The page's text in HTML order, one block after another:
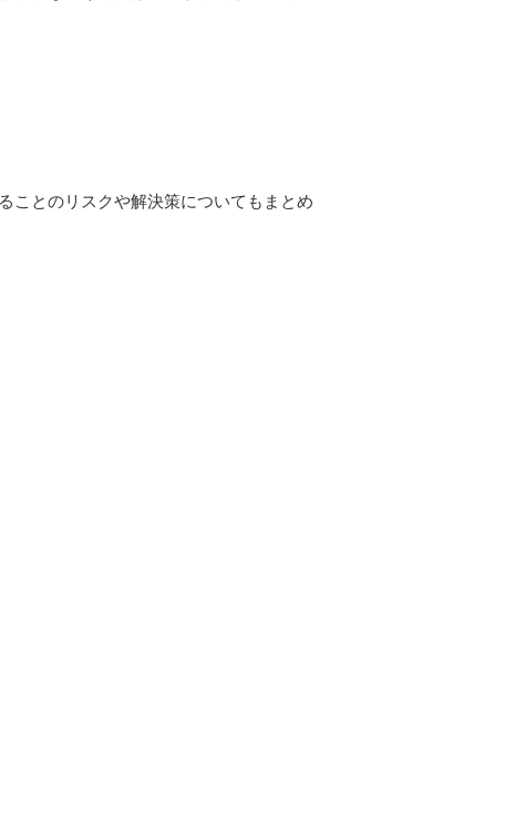
ことのリスクや解決策についてもまとめ